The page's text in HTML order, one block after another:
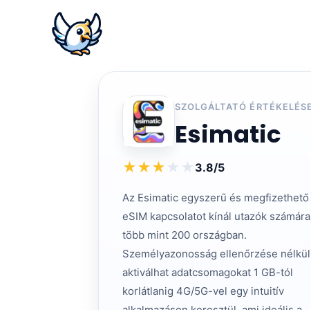
SZOLGÁLTATÓ ÉRTÉKELÉSE
Esimatic
★★★ ★ ★ 3.8/5
Az Esimatic egyszerű és megfizethető
eSIM kapcsolatot kínál utazók számára
több mint 200 országban.
Személyazonosság ellenőrzése nélkül
aktiválhat adatcsomagokat 1 GB-tól
korlátlanig 4G/5G-vel egy intuitív